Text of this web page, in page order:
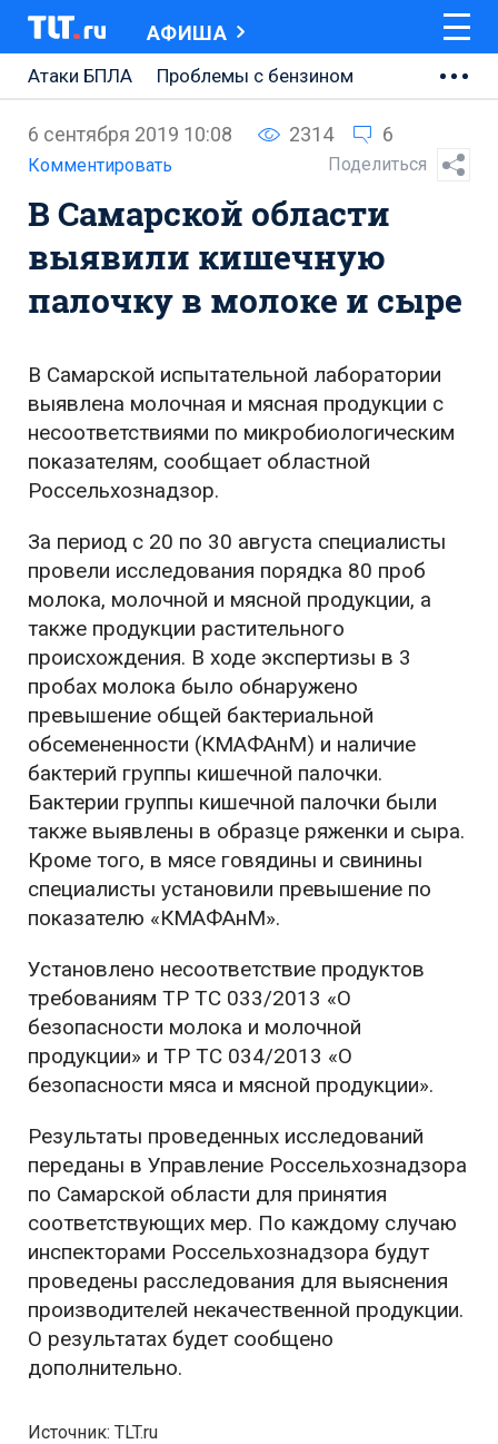
АФИША
Атаки БПЛА
Проблемы с бензином
АВТОВАЗ
Ремонт Центральной площади
Ремонт Обводного шоссе
Набережная Тольятти
Неделя Тольятти
6 сентября 2019 10:08 2314 6
Комментировать Поделиться
В Самарской области
выявили кишечную
палочку в молоке и сыре
В Самарской испытательной лаборатории
выявлена молочная и мясная продукции с
несоответствиями по микробиологическим
показателям, сообщает областной
Россельхознадзор.
За период с 20 по 30 августа специалисты
провели исследования порядка 80 проб
молока, молочной и мясной продукции, а
также продукции растительного
происхождения. В ходе экспертизы в 3
пробах молока было обнаружено
превышение общей бактериальной
обсемененности (КМАФАнМ) и наличие
бактерий группы кишечной палочки.
Бактерии группы кишечной палочки были
также выявлены в образце ряженки и сыра.
Кроме того, в мясе говядины и свинины
специалисты установили превышение по
показателю «КМАФАнМ».
Установлено несоответствие продуктов
требованиям ТР ТС 033/2013 «О
безопасности молока и молочной
продукции» и ТР ТС 034/2013 «О
безопасности мяса и мясной продукции».
Результаты проведенных исследований
переданы в Управление Россельхознадзора
по Самарской области для принятия
соответствующих мер. По каждому случаю
инспекторами Россельхознадзора будут
проведены расследования для выяснения
производителей некачественной продукции.
О результатах будет сообщено
дополнительно.
Источник: TLT.ru